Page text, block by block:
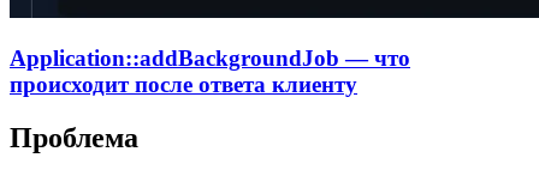
Application::addBackgroundJob — что
происходит после ответа клиенту
Проблема